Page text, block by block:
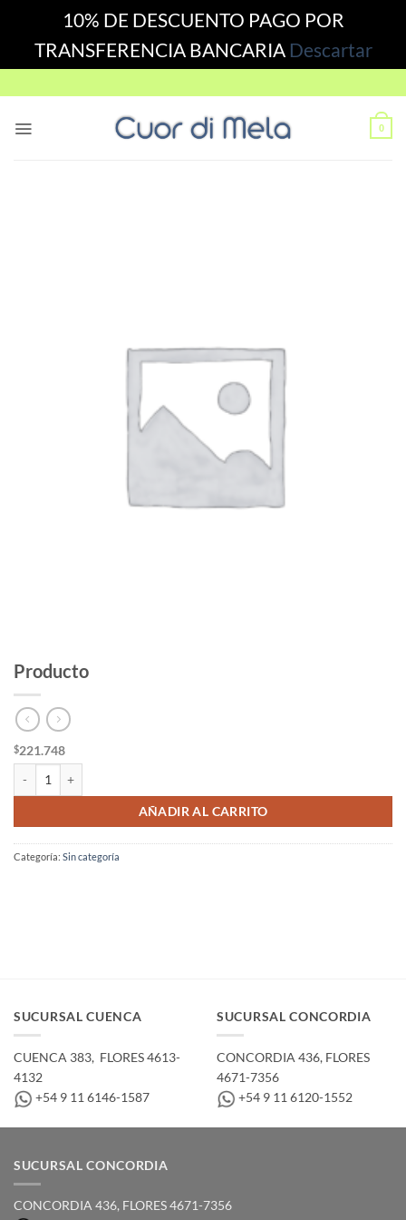
10% DE DESCUENTO PAGO POR
TRANSFERENCIA BANCARIA Descartar
to
0
Producto
$221.748
AÑADIR AL CARRITO
Categoría: Sin categoría
SUCURSAL CUENCA
CUENCA 383, ­ FLORES 4613-
4132
+54 9 11 6146-1587
SUCURSAL CONCORDIA
CONCORDIA 436,­ FLORES
4671-7356
+54 9 11 6120-1552
SUCURSAL CONCORDIA
CONCORDIA 436,­ FLORES 4671-7356